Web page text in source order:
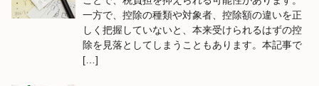
一方で、控除の種類や対象者、控除額の違いを正
しく把握していないと、本来受けられるはずの控
除を見落としてしまうこともあります。本記事で
[…]